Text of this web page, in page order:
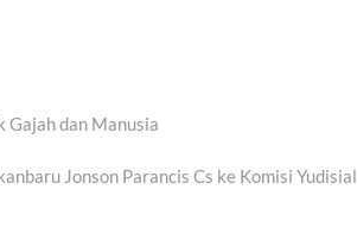
Gajah dan Manusia
Jonson Parancis Cs ke Komisi Yudisial